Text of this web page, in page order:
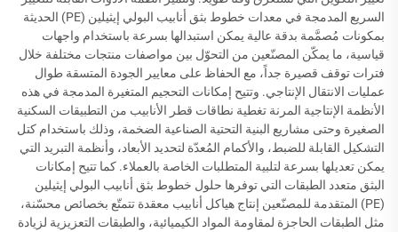
السريع المدمجة في معدات خطوط بثق أنابيب البولي إيثيلين (PE) الحديثة
بمكونات مُصمَّمة بدقة عالية يمكن استبدالها بسرعة باستخدام واجهات
قياسية، ما يمكّن المصنّعين من التحوّل بين مواصفات منتجات مختلفة خلال
فترات توقف قصيرة جداً، مع الحفاظ على معايير الجودة المتسقة طوال
عمليات الانتقال الإنتاجي. وتتيح إمكانات التحجيم المتغيرة المدمجة في هذه
الأنظمة الإنتاجية المرنة تغطية نطاقات قطر الأنابيب من التطبيقات السكنية
الصغيرة وحتى مشاريع البنية التحتية الصناعية الضخمة، وذلك باستخدام كتل
التشكيل القابلة للضبط، والأكمام المُعدّة لتحديد الأبعاد، وأنظمة التبريد التي
يمكن تعديلها بسرعة لتلبية المتطلبات الخاصة بالعملاء. كما تتيح إمكانات
البثق متعدد الطبقات التي توفرها حلول خطوط بثق أنابيب البولي إيثيلين
(PE) المتقدمة للمصنّعين إنتاج هياكل أنابيب معقدة تتمتّع بخصائص محسّنة،
مثل الطبقات الحاجزة لمقاومة المواد الكيميائية، والطبقات التعزيزية لزيادة